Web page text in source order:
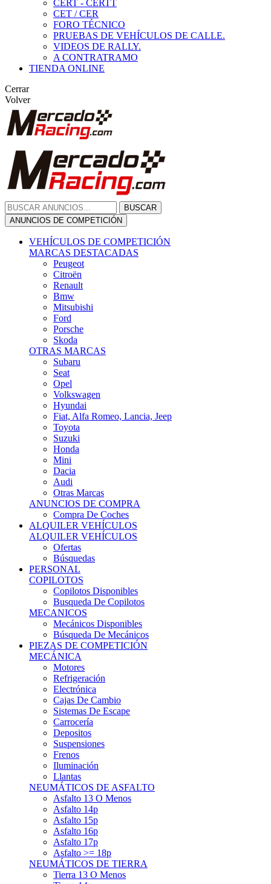
CERT - CERTT
CET / CER
FORO TÉCNICO
PRUEBAS DE VEHÍCULOS DE CALLE.
VIDEOS DE RALLY.
A CONTRATRAMO
TIENDA ONLINE
Cerrar
Volver
BUSCAR
ANUNCIOS DE COMPETICIÓN
VEHÍCULOS DE COMPETICIÓN
MARCAS DESTACADAS
Peugeot
Citroën
Renault
Bmw
Mitsubishi
Ford
Porsche
Skoda
OTRAS MARCAS
Subaru
Seat
Opel
Volkswagen
Hyundai
Fiat, Alfa Romeo, Lancia, Jeep
Toyota
Suzuki
Honda
Mini
Dacia
Audi
Otras Marcas
ANUNCIOS DE COMPRA
Compra De Coches
ALQUILER VEHÍCULOS
ALQUILER VEHÍCULOS
Ofertas
Búsquedas
PERSONAL
COPILOTOS
Copilotos Disponibles
Busqueda De Copilotos
MECANICOS
Mecánicos Disponibles
Búsqueda De Mecánicos
PIEZAS DE COMPETICIÓN
MECÁNICA
Motores
Refrigeración
Electrónica
Cajas De Cambio
Sistemas De Escape
Carrocería
Depositos
Suspensiones
Frenos
Iluminación
Llantas
NEUMÁTICOS DE ASFALTO
Asfalto 13 O Menos
Asfalto 14p
Asfalto 15p
Asfalto 16p
Asfalto 17p
Asfalto >= 18p
NEUMÁTICOS DE TIERRA
Tierra 13 O Menos